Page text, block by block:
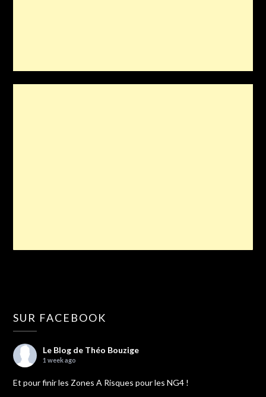
SUR FACEBOOK
Le Blog de Théo Bouzige
1 week ago
Et pour finir les Zones A Risques pour les NG4 !